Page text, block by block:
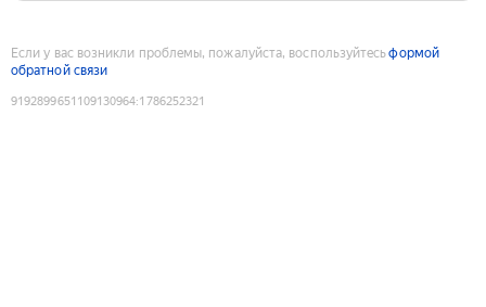
Если у вас возникли проблемы, пожалуйста, воспользуйтесьформой
обратной связи
9192899651109130964:1786252321